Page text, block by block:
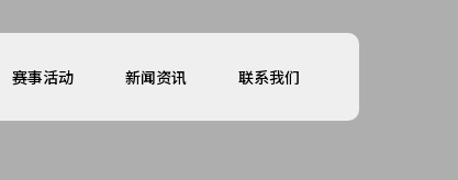
赛事活动 新闻资讯 联系我们